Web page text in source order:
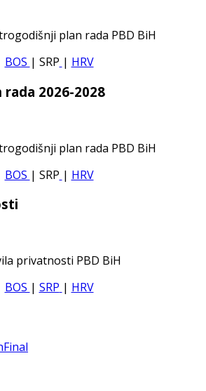
plan rada PBD BiH
BOS | SRP | HRV
2026-2028
plan rada PBD BiH
BOS | SRP | HRV
privatnosti PBD BiH
BOS | SRP | HRV